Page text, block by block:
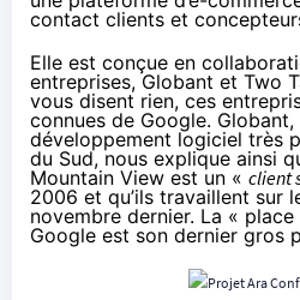
contact clients et
Elle est conçue en
entreprises, Globant et Two
vous disent rien, ces
connues de Google.
développement logiciel très
du Sud, nous explique ainsi
Mountain View est un « client
2006 et qu’ils travaillent sur
novembre dernier. La «
Google est son dernier gros